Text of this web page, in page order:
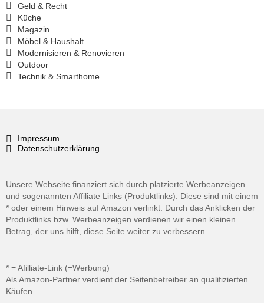
Geld & Recht
Küche
Magazin
Möbel & Haushalt
Modernisieren & Renovieren
Outdoor
Technik & Smarthome
Impressum
Datenschutzerklärung
Unsere Webseite finanziert sich durch platzierte Werbeanzeigen
und sogenannten Affiliate Links (Produktlinks). Diese sind mit einem
* oder einem Hinweis auf Amazon verlinkt. Durch das Anklicken der
Produktlinks bzw. Werbeanzeigen verdienen wir einen kleinen
Betrag, der uns hilft, diese Seite weiter zu verbessern.
* = Afilliate-Link (=Werbung)
Als Amazon-Partner verdient der Seitenbetreiber an qualifizierten
Käufen.